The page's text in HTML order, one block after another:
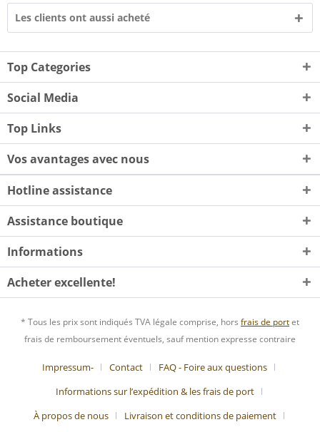
Les clients ont aussi acheté
Top Categories
Social Media
Top Links
Vos avantages avec nous
Hotline assistance
Assistance boutique
Informations
Acheter excellente!
* Tous les prix sont indiqués TVA légale comprise, hors frais de portet
frais de remboursement éventuels, sauf mention expresse contraire
Impressum- Contact
FAQ - Foire aux questions
Informations sur l’expédition & les frais de port
À propos de nous
Livraison et conditions de paiement